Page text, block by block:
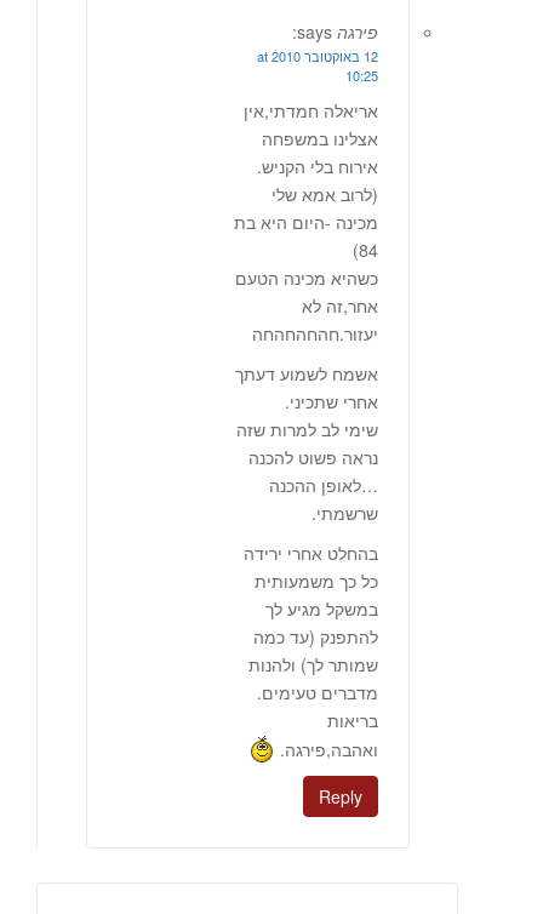
פירגה says:
12 באוקטובר 2010 at
10:25
אריאלה חמדתי,אין
אצלינו במשפחה
אירוח בלי הקניש.
(לרוב אמא שלי
מכינה -היום היא בת
84)
כשהיא מכינה הטעם
אחר,זה לא
יעזור.חהחהחהחה
אשמח לשמוע דעתך
אחרי שתכיני.
שימי לב למרות שזה
נראה פשוט להכנה
…לאופן ההכנה
שרשמתי.
בהחלט אחרי ירידה
כל כך משמעותית
במשקל מגיע לך
להתפנק (עד כמה
שמותר לך) ולהנות
מדברים טעימים.
בריאות
ואהבה,פירגה.
Reply